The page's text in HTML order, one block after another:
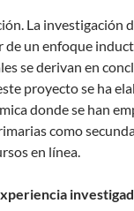
La investigación
un enfoque
se derivan en
proyecto se ha
donde se han
como
en línea.